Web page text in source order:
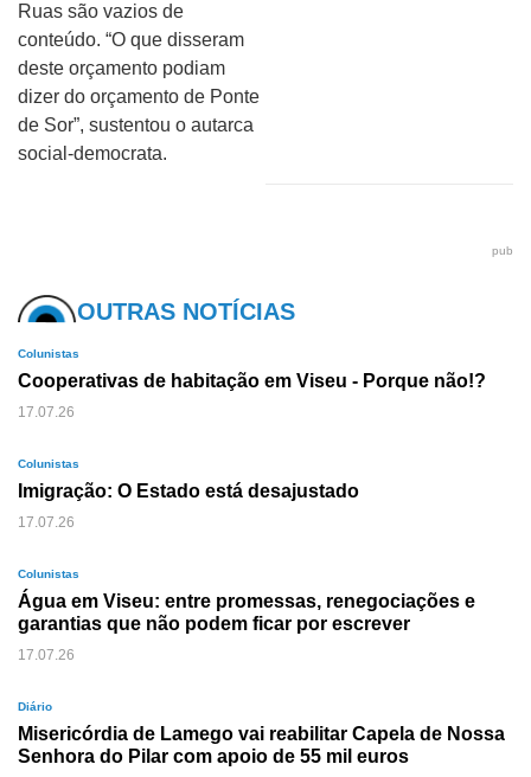
Ruas são vazios de
conteúdo. “O que disseram
deste orçamento podiam
dizer do orçamento de Ponte
de Sor”, sustentou o autarca
social-democrata.
pub
OUTRAS NOTÍCIAS
Colunistas
Cooperativas de habitação em Viseu - Porque não!?
17.07.26
Colunistas
Imigração: O Estado está desajustado
17.07.26
Colunistas
Água em Viseu: entre promessas, renegociações e
garantias que não podem ficar por escrever
17.07.26
Diário
Misericórdia de Lamego vai reabilitar Capela de Nossa
Senhora do Pilar com apoio de 55 mil euros